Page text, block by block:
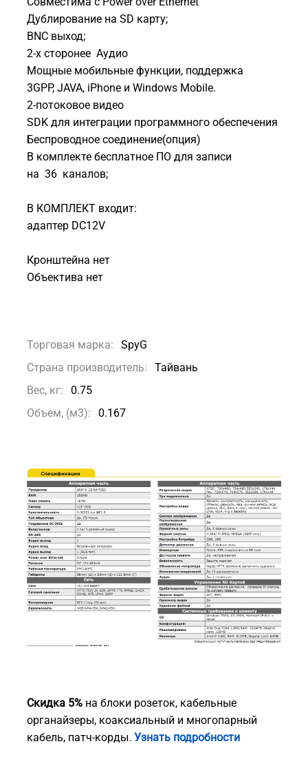
Дублирование на SD карту;
BNC выход;
2-х сторонее Аудио
Мощные мобильные функции, поддержка
3GPP, JAVA, iPhone и Windows Mobile.
2-потоковое видео
SDK для интеграции программного обеспечения
Беспроводное соединение(опция)
В комплекте бесплатное ПО для записи
на 36 каналов;
В КОМПЛЕКТ входит:
адаптер DC12V
Кронштейна нет
Объектива нет
Торговая марка:
SpyG
Страна производитель:
Тайвань
Вес, кг:
0.75
Объем, (м3):
0.167
Скидка 5% на блоки розеток, кабельные
органайзеры, коаксиальный и многопарный
кабель, патч-корды. Узнать подробности